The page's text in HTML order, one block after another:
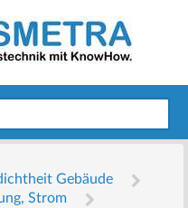
Gebäude
Strom